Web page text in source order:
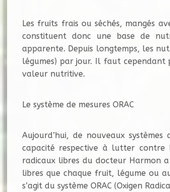
Les fruits frais ou séchés, mangés
constituent donc une base de
apparente. Depuis longtemps, les
légumes) par jour. Il faut cependant
valeur nutritive.
Le système de mesures ORAC
Aujourd’hui, de nouveaux
capacité respective à lutter contre
radicaux libres du docteur Harmon
libres que chaque fruit, légume ou
s’agit du système ORAC (Oxigen